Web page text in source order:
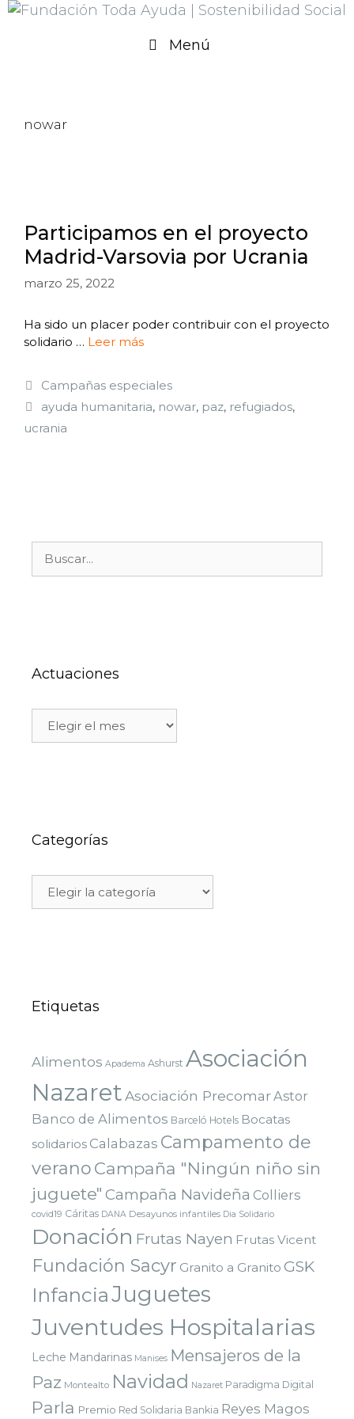
Saltar
Menú
nowar
Participamos en el proyecto
Madrid-Varsovia por Ucrania
marzo 25, 2022
Ha sido un placer poder contribuir con el proyecto
solidario … Leer más
Categorías
Campañas especiales
Etiquetas
ayuda humanitaria, nowar, paz, refugiados,
ucrania
Actuaciones
Categorías
Etiquetas
Alimentos Apadema Ashurst Asociación
NazaretAsociación PrecomarAstor
Banco de Alimentos Barceló Hotels Bocatas
solidarios Calabazas Campamento de
verano Campaña "Ningún niño sin
juguete" Campaña Navideña Colliers
covid19 Cáritas DANA Desayunos infantiles Dia Solidario
Donación Frutas Nayen Frutas Vicent
Fundación Sacyr Granito a Granito GSK
InfanciaJuguetes
Juventudes Hospitalarias
Leche Mandarinas Manises Mensajeros de la
Paz Montealto Navidad Nazaret Paradigma Digital
Parla Premio Red Solidaria Bankia Reyes Magos